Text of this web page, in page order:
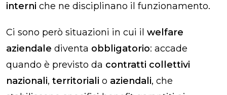
interni che ne disciplinano il funzionamento.
Ci sono però situazioni in cui il welfare
aziendale diventa obbligatorio: accade
quando è previsto da contratti collettivi
nazionali, territoriali o aziendali, che